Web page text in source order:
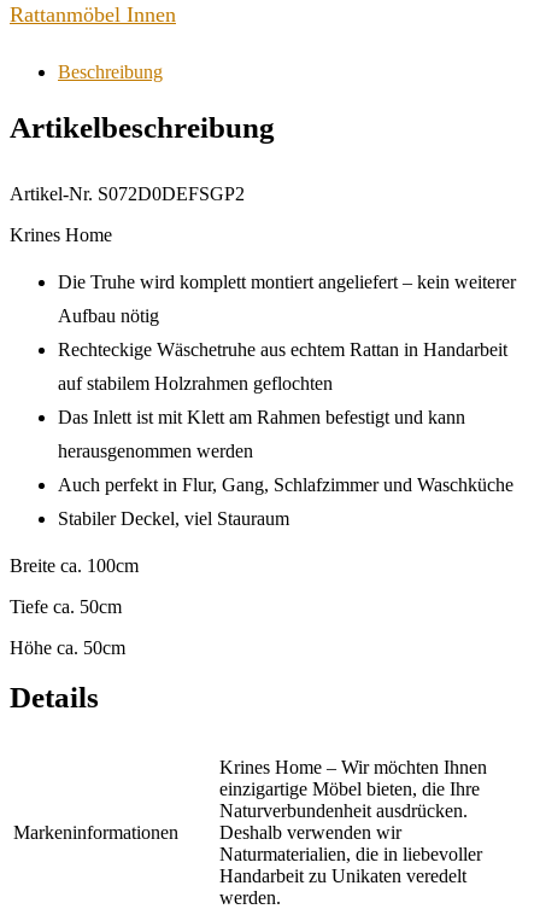
Rattanmöbel Innen
Beschreibung
Artikelbeschreibung
Artikel-Nr. S072D0DEFSGP2
Krines Home
Die Truhe wird komplett montiert angeliefert – kein weiterer
Aufbau nötig
Rechteckige Wäschetruhe aus echtem Rattan in Handarbeit
auf stabilem Holzrahmen geflochten
Das Inlett ist mit Klett am Rahmen befestigt und kann
herausgenommen werden
Auch perfekt in Flur, Gang, Schlafzimmer und Waschküche
Stabiler Deckel, viel Stauraum
Breite ca. 100cm
Tiefe ca. 50cm
Höhe ca. 50cm
Details
Markeninformationen
Krines Home – Wir möchten Ihnen
einzigartige Möbel bieten, die Ihre
Naturverbundenheit ausdrücken.
Deshalb verwenden wir
Naturmaterialien, die in liebevoller
Handarbeit zu Unikaten veredelt
werden.